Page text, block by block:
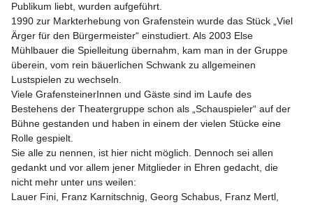
Publikum liebt, wurden aufgeführt.
1990 zur Markterhebung von Grafenstein wurde das Stück „Viel
Ärger für den Bürgermeister“ einstudiert. Als 2003 Else
Mühlbauer die Spielleitung übernahm, kam man in der Gruppe
überein, vom rein bäuerlichen Schwank zu allgemeinen
Lustspielen zu wechseln.
Viele GrafensteinerInnen und Gäste sind im Laufe des
Bestehens der Theatergruppe schon als „Schauspieler“ auf der
Bühne gestanden und haben in einem der vielen Stücke eine
Rolle gespielt.
Sie alle zu nennen, ist hier nicht möglich. Dennoch sei allen
gedankt und vor allem jener Mitglieder in Ehren gedacht, die
nicht mehr unter uns weilen:
Lauer Fini, Franz Karnitschnig, Georg Schabus, Franz Mertl,